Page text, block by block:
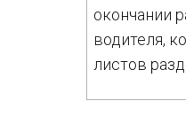
окончании
водителя,
листов